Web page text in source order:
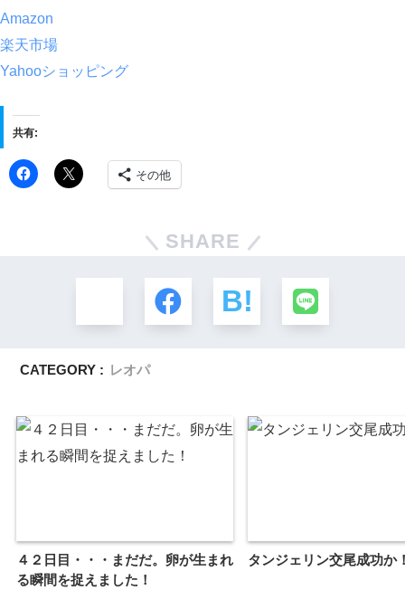
Amazon
楽天市場
Yahooショッピング
共有:
その他
SHARE
CATEGORY : レオパ
４２日目・・・まだだ。卵が生まれ
る瞬間を捉えました！
タンジェリン交尾成功か